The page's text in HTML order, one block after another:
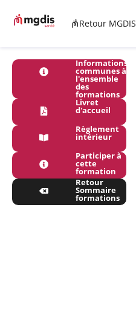
Retour MGDIS
Informations
communes à
l'ensemble
des
formations
Livret
d'accueil
Règlement
intérieur
Participer à
cette
formation
Retour
Sommaire
formations